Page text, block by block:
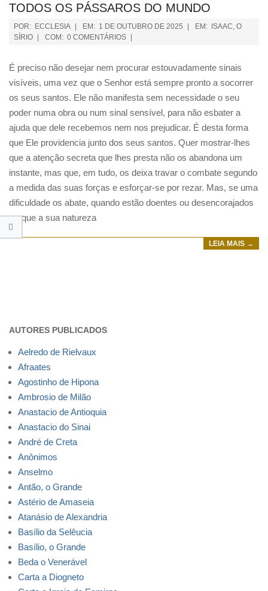
TODOS OS PÁSSAROS DO MUNDO
POR: ECCLESIA EM: 1 DE OUTUBRO DE 2025 EM:
ISAAC, O
SÍRIO
COM: 0 COMENTÁRIOS
É preciso não desejar nem procurar estouvadamente sinais
visíveis, uma vez que o Senhor está sempre pronto a socorrer
os seus santos. Ele não manifesta sem necessidade o seu
poder numa obra ou num sinal sensível, para não esbater a
ajuda que dele recebemos nem nos prejudicar. É desta forma
que Ele providencia junto dos seus santos. Quer mostrar-lhes
que a atenção secreta que lhes presta não os abandona um
instante, mas que, em tudo, os deixa travar o combate segundo
a medida das suas forças e esforçar-se por rezar. Mas, se uma
dificuldade os abate, quando estão doentes ou desencorajados
porque a sua natureza
LEIA MAIS →
AUTORES PUBLICADOS
Aelredo de Rielvaux
Afraates
Agostinho de Hipona
Ambrosio de Milão
Anastacio de Antioquia
Anastacio do Sinai
André de Creta
Anônimos
Anselmo
Antão, o Grande
Astério de Amaseia
Atanásio de Alexandria
Basílio da Selêucia
Basílio, o Grande
Beda o Venerável
Carta a Diogneto